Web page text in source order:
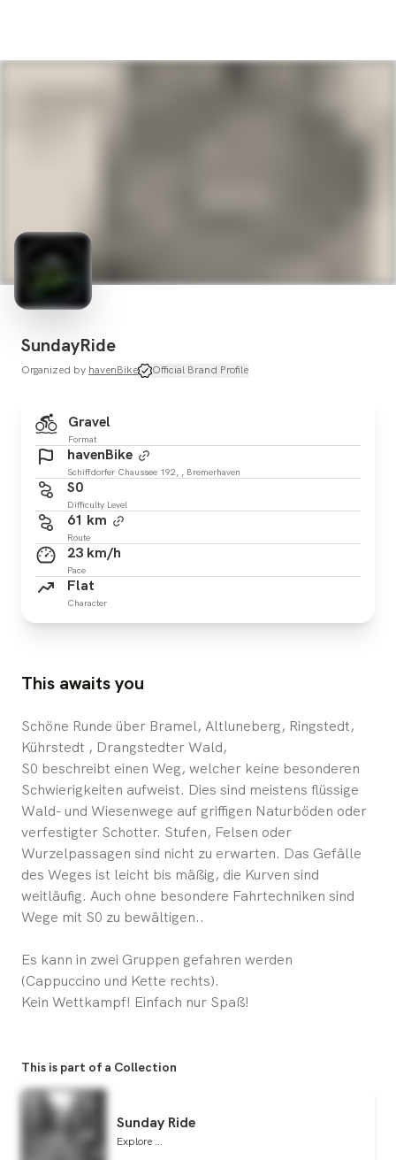
SundayRide
Organized by havenBike Official Brand Profile
Gravel
Format
havenBike
Schiffdorfer Chaussee 192, , Bremerhaven
S0
Difficulty Level
61 km
Route
23 km/h
Pace
Flat
Character
This awaits you
Schöne Runde über Bramel, Altluneberg, Ringstedt,
Kührstedt , Drangstedter Wald,
S0 beschreibt einen Weg, welcher keine besonderen
Schwierigkeiten aufweist. Dies sind meistens flüssige
Wald- und Wiesenwege auf griffigen Naturböden oder
verfestigter Schotter. Stufen, Felsen oder
Wurzelpassagen sind nicht zu erwarten. Das Gefälle
des Weges ist leicht bis mäßig, die Kurven sind
weitläufig. Auch ohne besondere Fahrtechniken sind
Wege mit S0 zu bewältigen..
Es kann in zwei Gruppen gefahren werden
(Cappuccino und Kette rechts).
Kein Wettkampf! Einfach nur Spaß!
This is part of a Collection
Sunday Ride
Explore ...